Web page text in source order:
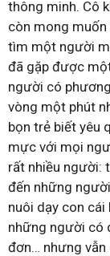
thông minh. Cô
còn mong
tìm một người
đã gặp được
người có
vòng một phút
bọn trẻ biết yêu
mực với mọi
rất nhiều người:
đến những
nuôi dạy con
những người có
đơn… nhưng